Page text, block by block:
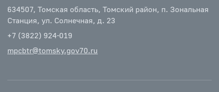
634507, Томская область, Томский район, п. Зональная
Станция, ул. Солнечная, д. 23
+7 (3822) 924-019
mpcbtr@tomsky.gov70.ru